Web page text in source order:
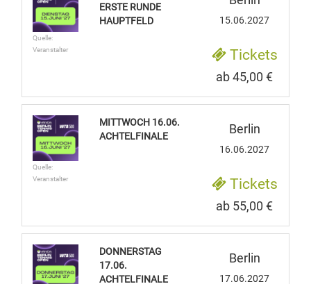
Quelle:
Veranstalter
ERSTE RUNDE
HAUPTFELD
15.06.2027
Tickets
ab 45,00 €
Quelle:
Veranstalter
MITTWOCH 16.06.
ACHTELFINALE
Berlin
16.06.2027
Tickets
ab 55,00 €
DONNERSTAG
17.06.
ACHTELFINALE
Berlin
17.06.2027